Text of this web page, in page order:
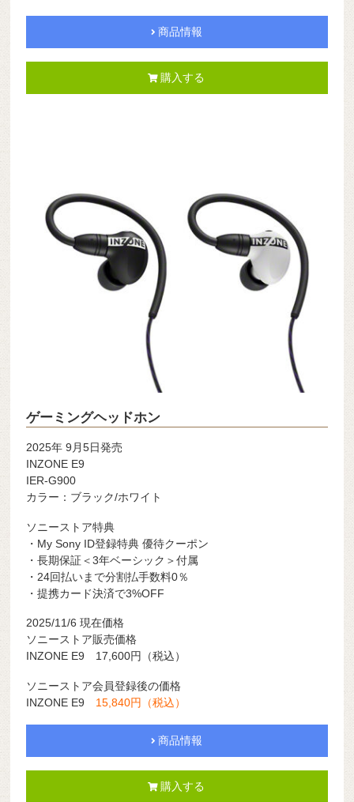
商品情報
購入する
ゲーミングヘッドホン
2025年 9月5日発売
INZONE E9
IER-G900
カラー：ブラック/ホワイト
ソニーストア特典
・My Sony ID登録特典 優待クーポン
・長期保証＜3年ベーシック＞付属
・24回払いまで分割払手数料0％
・提携カード決済で3%OFF
2025/11/6 現在価格
ソニーストア販売価格
INZONE E9 17,600円（税込）
ソニーストア会員登録後の価格
INZONE E9 15,840円（税込）
商品情報
購入する